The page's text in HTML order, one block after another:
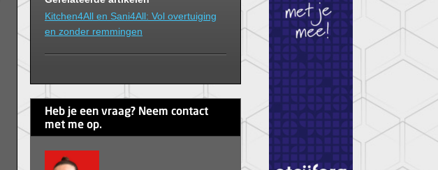
Kitchen4All en Sani4All: Vol overtuiging
en zonder remmingen
Heb je een vraag? Neem contact
met me op.